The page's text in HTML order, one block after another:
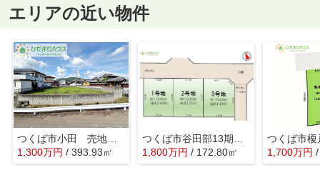
エリアの近い物件
つくば市小田 売地 119坪
1,300万円 / 393.93㎡
つくば市谷田部13期 売地 2号地
1,800万円 / 172.80㎡ 1,700万円